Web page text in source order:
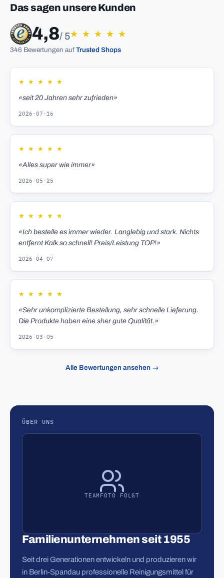
Das sagen unsere Kunden
4,8/ 5★ ★ ★ ★ ★
346 Bewertungen auf Trusted Shops
★ ★ ★ ★ ★
«seit 20 Jahren sehr zufrieden»
2026-07-16
★ ★ ★ ★ ★
«Alles super wie immer»
2026-05-25
★ ★ ★ ★ ★
«Ich bestelle es immer wieder. Langlebig und stark. Nichts
entfernt Kalk so schnell! Preis/Leistung TOP!»
2026-04-07
★ ★ ★ ★ ★
«Sehr unkomplizierte Bestellung, sehr schnelle Lieferung.
Die Produkte haben eine sher gute Qualität.»
2026-03-05
Alle Bewertungen ansehen →
ÜBER UNS
TEAMFOTO FOLGT
Familienunternehmen seit 1955
Seit drei Generationen entwickeln und produzieren wir
in Berlin-Spandau professionelle Reinigungsmittel für